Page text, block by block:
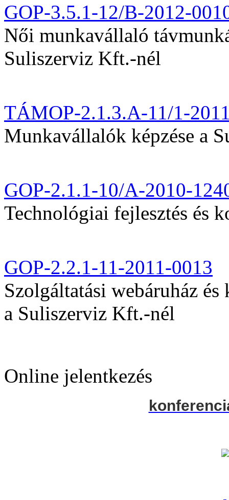
GOP-3.5.1-12/B-2012-
Női munkavállaló
Suliszerviz Kft.-nél
TÁMOP-2.1.3.A-11/1-
Munkavállalók képzése a
GOP-2.1.1-10/A-2010-
Technológiai fejlesztés és
GOP-2.2.1-11-2011-0013
Szolgáltatási webáruház
a Suliszerviz Kft.-nél
Online jelentkezés